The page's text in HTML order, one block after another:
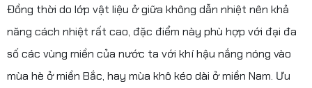
Đồng thời do lớp vật liệu ở giữa không dẫn nhiệt nên khả
năng cách nhiệt rất cao, đặc điểm này phù hợp với đại đa
số các vùng miền của nước ta với khí hậu nắng nóng vào
mùa hè ở miền Bắc, hay mùa khô kéo dài ở miền Nam. Ưu